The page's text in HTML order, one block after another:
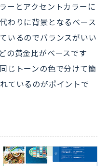
ーとアクセントカラーに
わりに背景となるベース
いるのでバランスがいい
の黄金比がベースです
じトーンの色で分けて簡
ているのがポイントで